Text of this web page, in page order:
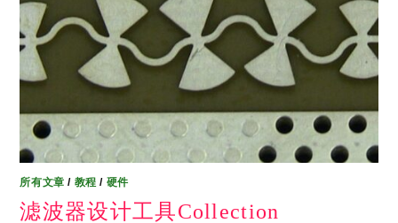
所有文章 / 教程 / 硬件
滤波器设计工具Collection